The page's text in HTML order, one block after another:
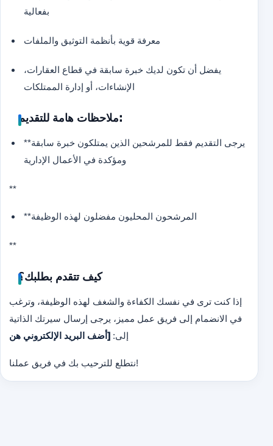
بفعالية
معرفة قوية بأنظمة التوثيق والملفات
يفضل أن تكون لديك خبرة سابقة في قطاع العقارات،
الإنشاءات، أو إدارة الممتلكات
ملاحظات هامة للتقديم:
**يرجى التقديم فقط للمرشحين الذين يمتلكون خبرة سابقة
ومؤكدة في الأعمال الإدارية
**
**المرشحون المحليون مفضلون لهذه الوظيفة
**
كيف تتقدم بطلبك؟
إذا كنت ترى في نفسك الكفاءة والشغف لهذه الوظيفة، وترغب
في الانضمام إلى فريق عمل مميز، يرجى إرسال سيرتك الذاتية
إلى: [أضف البريد الإلكتروني هن
نتطلع للترحيب بك في فريق عملنا!